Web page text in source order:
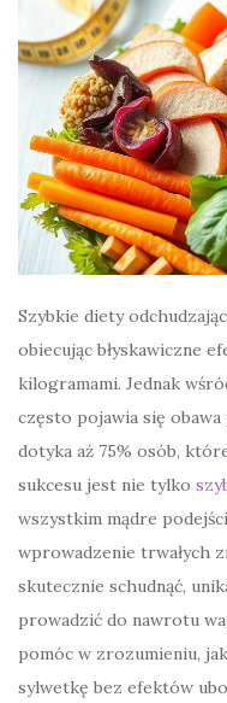
Szybkie diety
obiecując błyskawiczne
kilogramami. Jednak
często pojawia się
dotyka aż 75% osób,
sukcesu jest nie tylko
wszystkim mądre
wprowadzenie trwałych
skutecznie schudnąć,
prowadzić do nawrotu
pomóc w zrozumieniu,
sylwetkę bez efektów